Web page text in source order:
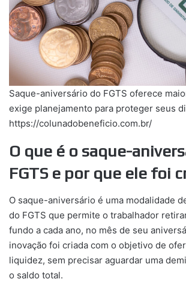
Saque-aniversário do FGTS oferece
exige planejamento para proteger seus
https://colunadobeneficio.com.br/
O que é o saque-
FGTS e por que ele foi
O saque-aniversário é uma modalidade
do FGTS que permite o trabalhador
fundo a cada ano, no mês de seu
inovação foi criada com o objetivo de
liquidez, sem precisar aguardar uma
o saldo total.